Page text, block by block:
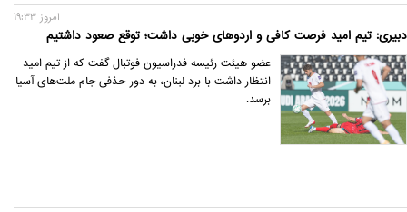
دبیری: تیم امید فرصت کافی و اردوهای خوبی داشت؛ توقع صعود داشتیم
امروز 19:33
عضو هیئت رئیسه فدراسیون فوتبال گفت که از تیم امید
انتظار داشت با برد لبنان، به دور حذفی جام ملت‌های آسیا
برسد.